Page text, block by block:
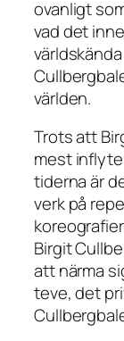
ovanligt
vad det
världen.
Trots att
mest
tiderna är
verk på
Birgit
att närma
teve, det